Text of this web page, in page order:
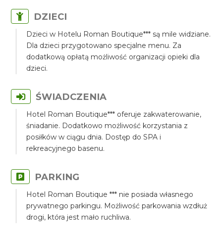
DZIECI
Dzieci w Hotelu Roman Boutique*** są mile widziane.
Dla dzieci przygotowano specjalne menu. Za
dodatkową opłatą możliwość organizacji opieki dla
dzieci.
ŚWIADCZENIA
Hotel Roman Boutique*** oferuje zakwaterowanie,
śniadanie. Dodatkowo możliwość korzystania z
posiłków w ciągu dnia. Dostęp do SPA i
rekreacyjnego basenu.
PARKING
Hotel Roman Boutique *** nie posiada własnego
prywatnego parkingu. Możliwość parkowania wzdłuż
drogi, która jest mało ruchliwa.